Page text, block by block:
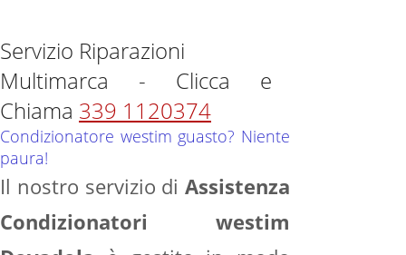
Servizio Riparazioni
Multimarca - Clicca e
Chiama 339 1120374
Condizionatore westim guasto? Niente
paura!
Il nostro servizio di Assistenza
Condizionatori westim